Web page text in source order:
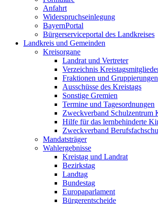
Anfahrt
Widerspruchseinlegung
BayernPortal
Bürgerserviceportal des Landkreises
Landkreis und Gemeinden
Kreisorgane
Landrat und Vertreter
Verzeichnis
Fraktionen und Gruppierungen
Ausschüsse des Kreistags
Sonstige Gremien
Termine und Tagesordnungen
Zweckverband Schulzentrum
Hilfe für das lernbehinderte
Zweckverband
Mandatsträger
Wahlergebnisse
Kreistag und Landrat
Bezirkstag
Landtag
Bundestag
Europaparlament
Bürgerentscheide